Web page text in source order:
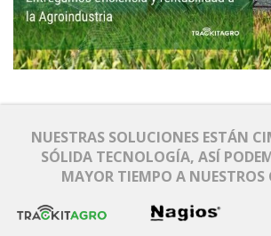
NUESTRAS SOLUCIONES ESTÁN
SÓLIDA TECNOLOGÍA, ASÍ
MAYOR TIEMPO A NUESTROS